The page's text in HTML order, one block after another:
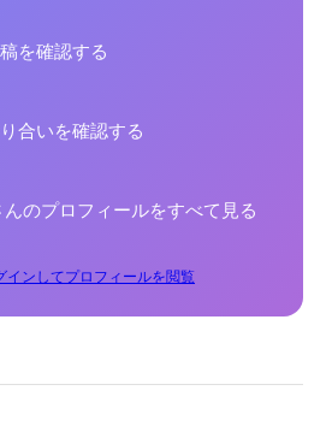
を確認する
合いを確認する
んのプロフィールをすべて見る
インしてプロフィールを閲覧